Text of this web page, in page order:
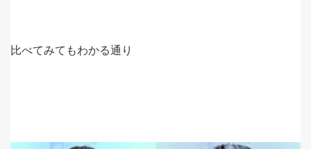
比べてみてもわかる通り